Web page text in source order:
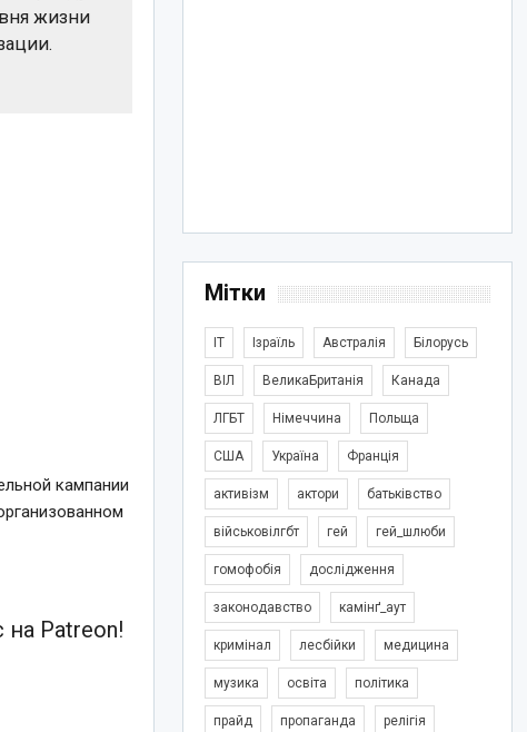
жизни
кампании
Patreon!
Мітки
IT Ізраїль Австралія Білорусь
ВІЛ ВеликаБританія Канада
ЛГБТ Німеччина Польща
США Україна Франція
активізм актори батьківство
військовілгбт гей гей_шлюби
гомофобія дослідження
законодавство камінґ_аут
кримінал лесбійки медицина
музика освіта політика
прайд пропаганда релігія